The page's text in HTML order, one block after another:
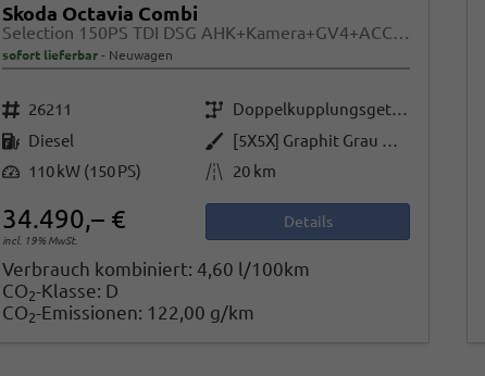
Skoda Octavia Combi
Selection 150PS TDI DSG AHK+Kamera+GV4+ACC+TravelAssist+Sunset+Alu+LightAssist
sofort lieferbar Neuwagen
Fahrzeugnr. 26211 Getriebe
Doppelkupplungsgetriebe (DSG)
Kraftstoff Diesel Außenfarbe
[5X5X] Graphit Grau Metallic
Leistung 110 kW (150 PS) Kilometerstand 20 km
34.490,– €
incl. 19% MwSt.
Details
Verbrauch kombiniert: 4,60 l/100km
CO2-Klasse: D
CO2-Emissionen: 122,00 g/km